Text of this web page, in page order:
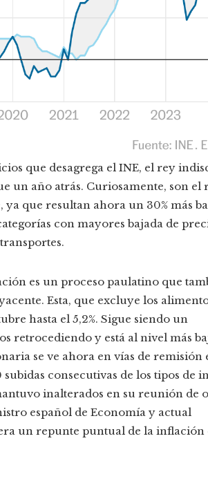
que desagrega el INE, el rey
un año atrás. Curiosamente, son el
que resultan ahora un 30% más
con mayores bajada de
es un proceso paulatino que
Esta, que excluye los
hasta el 5,2%. Sigue siendo un
retrocediendo y está al nivel más
se ve ahora en vías de remisión
consecutivas de los tipos de
inalterados en su reunión de
español de Economía y actual
un repunte puntual de la inflación